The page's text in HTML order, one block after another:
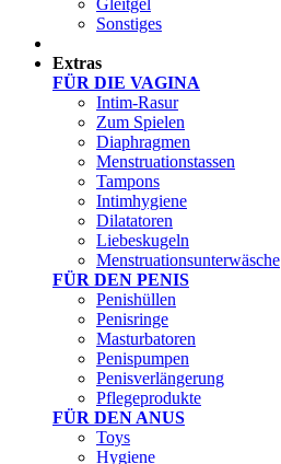
Gleitgel
Sonstiges
Extras
FÜR DIE VAGINA
Intim-Rasur
Zum Spielen
Diaphragmen
Menstruationstassen
Tampons
Intimhygiene
Dilatatoren
Liebeskugeln
Menstruationsunterwäsche
FÜR DEN PENIS
Penishüllen
Penisringe
Masturbatoren
Penispumpen
Penisverlängerung
Pflegeprodukte
FÜR DEN ANUS
Toys
Hygiene